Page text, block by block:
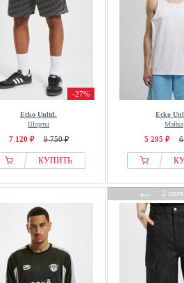
-27%
Ecko Unltd.
Шорты
7 120 ₽ 9 750 ₽
КУПИТЬ
Ecko
Майка
5 295 ₽
←2